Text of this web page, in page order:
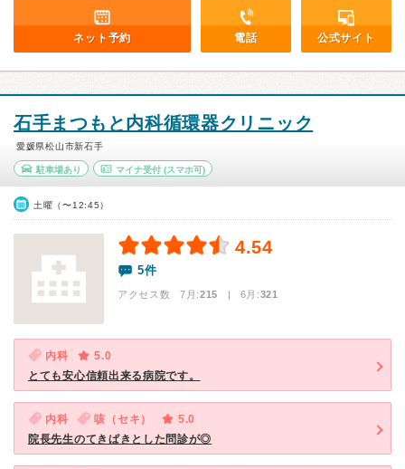
ネット予約 電話 公式サイト
石手まつもと内科循環器クリニック
愛媛県松山市新石手
駐車場あり マイナ受付(スマホ可)
土曜（〜12:45）
4.54
5件
アクセス数 7月:215 | 6月:321
内科
5.0
とても安心信頼出来る病院です。
内科 咳（セキ）
5.0
院長先生のてきぱきとした問診が◎